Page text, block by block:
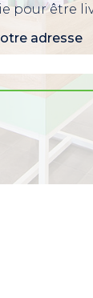
pour être
adresse